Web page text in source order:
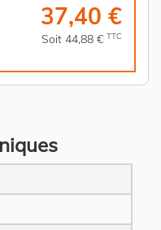
37,40 €
Soit 44,88 € TTC